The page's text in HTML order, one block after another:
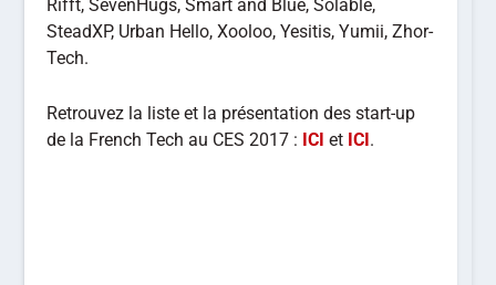
Rifft, SevenHugs, Smart and Blue, Solable,
SteadXP, Urban Hello, Xooloo, Yesitis, Yumii, Zhor-
Tech.
Retrouvez la liste et la présentation des start-up
de la French Tech au CES 2017 : ICI et ICI.